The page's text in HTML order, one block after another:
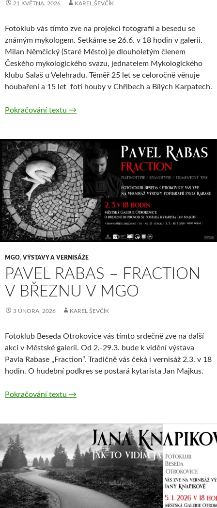
21 KVĚTNA, 2026 KAREL ŠEVČÍK
Fotoklub vás tímto zve na projekci fotografii a besedu se
známým mykologem. Setkáme se 26.6. v 18 hodin v galerii.
Milan Němčický (Staré Město) je dlouholetým členem
Českého mykologického svazu, jednatelem Mykologického
klubu Salaš u Velehradu. Téměř 25 let se celoročně věnuje
houbaření a 15 let fotí houby v Chřibech a Bílých Karpatech.
Pokračování textu Milan Němčický – Mykologický klub Salaš
→
MGO, VÝSTAVY A VERNISÁŽE
PAVEL RABAS – FRACTION
V BŘEZNU V MGO
3 ÚNORA, 2026 KAREL ŠEVČÍK
Fotoklub Beseda Otrokovice vás tímto srdečně zve na další
akci v Městské galerii. Od 2.-29.3. bude k vidění výstava
Pavla Rabase „Fraction“. Tradičně vás čeká i vernisáž 2.3. v 18
hodin. O hudební podkres se postará kytarista Jan Majkus.
Pokračování textu Pavel Rabas – Fraction v březnu v MGO
→